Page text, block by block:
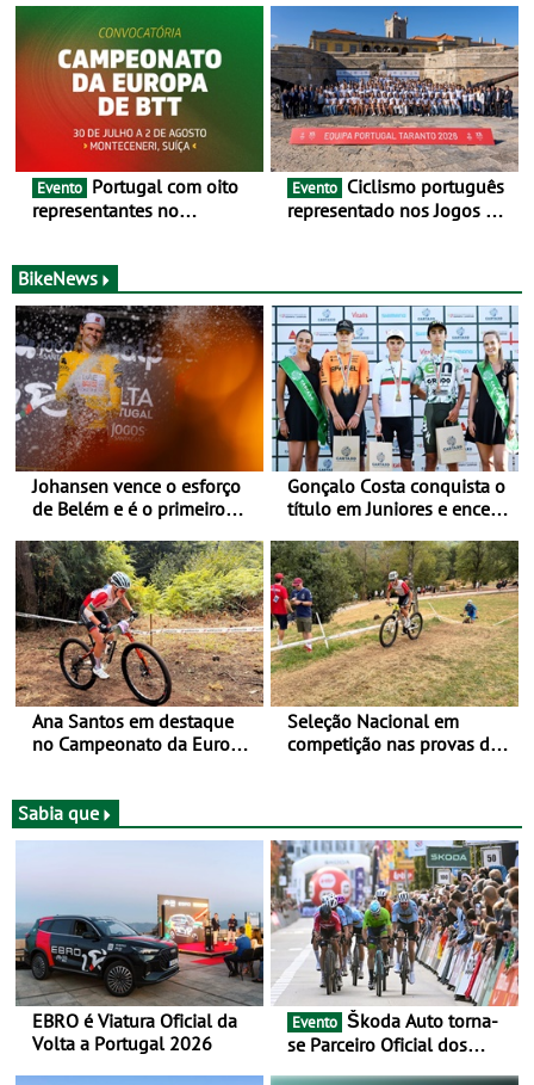
as 17 equipas de 2026
julho e 2 de agosto
Evento
representantes no
de agosto, em
Monteceneri, na Suíça
Evento
representado nos Jogos do
BikeNews
Johansen vence o esforço
de Belém e é o primeiro
a Portugal - Prova decorre
entre 5 e 16 de Agosto
Gonçalo Costa conquista o
título em Juniores e encerra
no Cartaxo
Ana Santos em destaque
no Campeonato da Europa
Seleção Nacional em
competição nas provas de
Sabia que
EBRO é Viatura Oficial da
Volta a Portugal 2026
Evento
se Parceiro Oficial dos